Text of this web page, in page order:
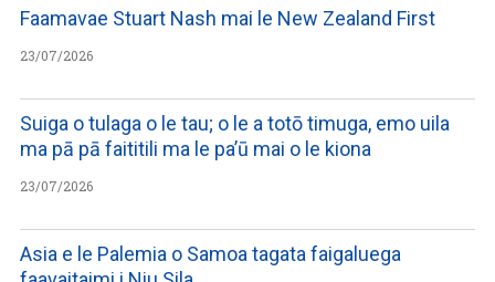
Faamavae Stuart Nash mai le New Zealand First
23/07/2026
Suiga o tulaga o le tau; o le a totō timuga, emo uila
ma pā pā faititili ma le pa’ū mai o le kiona
23/07/2026
Asia e le Palemia o Samoa tagata faigaluega